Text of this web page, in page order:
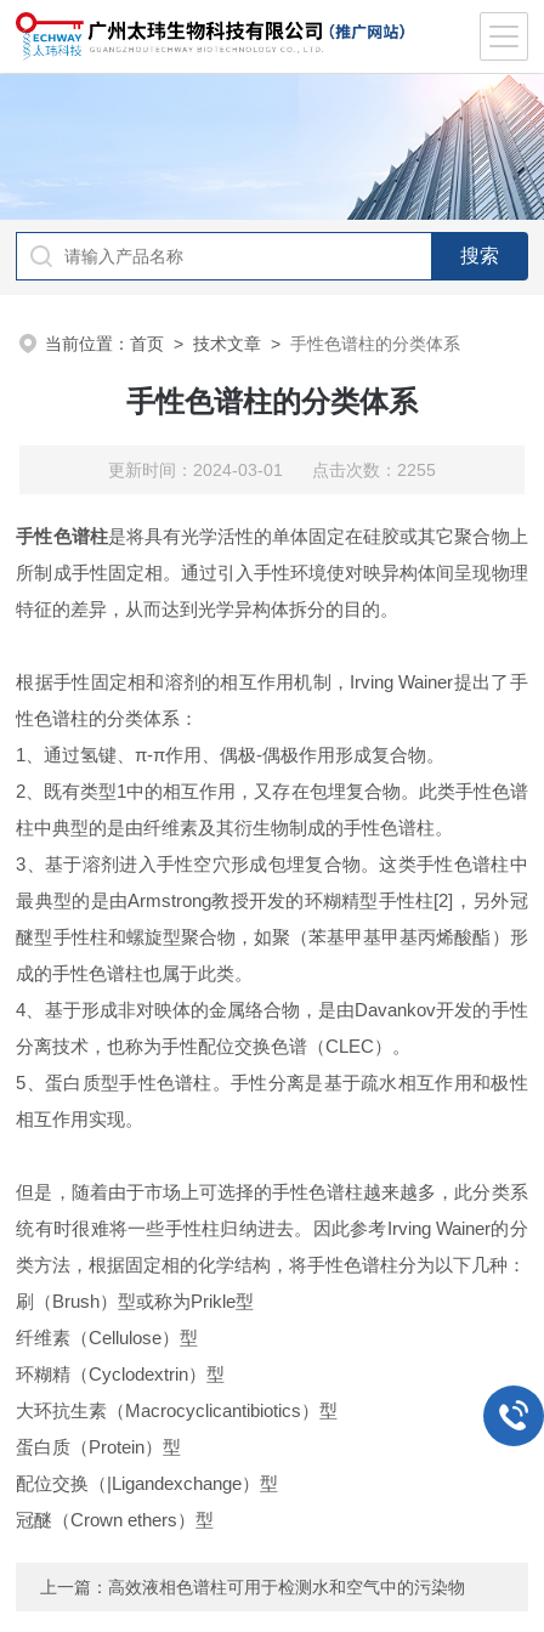
当前位置：首页 >技术文章 >手性色谱柱的分类体系
手性色谱柱的分类体系
更新时间：2024-03-01 点击次数：2255
手性色谱柱是将具有光学活性的单体固定在硅胶或其它聚合物上
所制成手性固定相。通过引入手性环境使对映异构体间呈现物理
特征的差异，从而达到光学异构体拆分的目的。
根据手性固定相和溶剂的相互作用机制，Irving Wainer提出了手
性色谱柱的分类体系：
1、通过氢键、π-π作用、偶极-偶极作用形成复合物。
2、既有类型1中的相互作用，又存在包埋复合物。此类手性色谱
柱中典型的是由纤维素及其衍生物制成的手性色谱柱。
3、基于溶剂进入手性空穴形成包埋复合物。这类手性色谱柱中
最典型的是由Armstrong教授开发的环糊精型手性柱[2]，另外冠
醚型手性柱和螺旋型聚合物，如聚（苯基甲基甲基丙烯酸酯）形
成的手性色谱柱也属于此类。
4、基于形成非对映体的金属络合物，是由Davankov开发的手性
分离技术，也称为手性配位交换色谱（CLEC）。
5、蛋白质型手性色谱柱。手性分离是基于疏水相互作用和极性
相互作用实现。
但是，随着由于市场上可选择的手性色谱柱越来越多，此分类系
统有时很难将一些手性柱归纳进去。因此参考Irving Wainer的分
类方法，根据固定相的化学结构，将手性色谱柱分为以下几种：
刷（Brush）型或称为Prikle型
纤维素（Cellulose）型
环糊精（Cyclodextrin）型
大环抗生素（Macrocyclicantibiotics）型
蛋白质（Protein）型
配位交换（|Ligandexchange）型
冠醚（Crown ethers）型
上一篇：高效液相色谱柱可用于检测水和空气中的污染物